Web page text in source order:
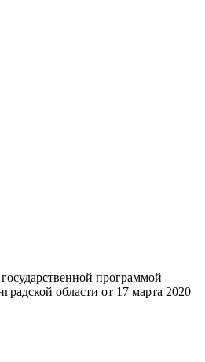
программой
области от 17 марта 2020